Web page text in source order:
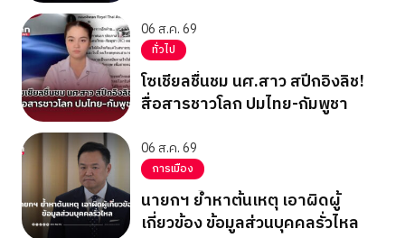
06 ส.ค. 69
ทั่วไป
โซเชียลชื่นชม นศ.สาว สปีกอิงลิช!
สื่อสารชาวโลก ปมไทย-กัมพูชา
06 ส.ค. 69
การเมือง
นายกฯ ย้ำหาต้นเหตุ เอาผิดผู้
เกี่ยวข้อง ข้อมูลส่วนบุคคลรั่วไหล